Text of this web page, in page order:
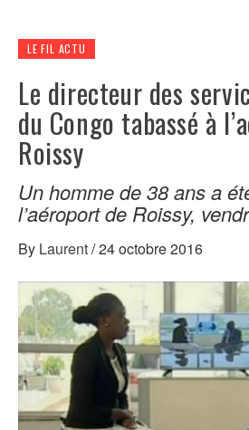
LE FIL ACTU
Le directeur des
du Congo tabassé à
Roissy
Un homme de 38 ans a
l’aéroport de Roissy,
By Laurent/24 octobre 2016